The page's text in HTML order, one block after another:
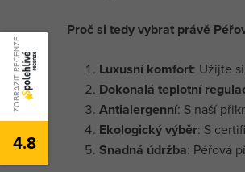
Proč si tedy vybrat právě
Luxusní komfort: Užijte
Dokonalá teplotní
Antialergenní: S naší
Ekologický výběr: S
Snadná údržba: Péřová
ZOBRAZIT RECENZE
4.8